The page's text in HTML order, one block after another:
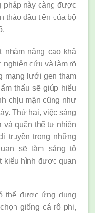
pháp này càng được
thảo đầu tiên của bộ
nhằm nâng cao khả
nghiên cứu và làm rõ
mạng lưới gen tham
thấu sẽ giúp hiểu
chịu mặn cũng như
Thứ hai, việc sàng
và quần thể tự nhiên
truyền trong những
sẽ làm sáng tỏ
kiểu hình được quan
thể được ứng dụng
giống cá rô phi,